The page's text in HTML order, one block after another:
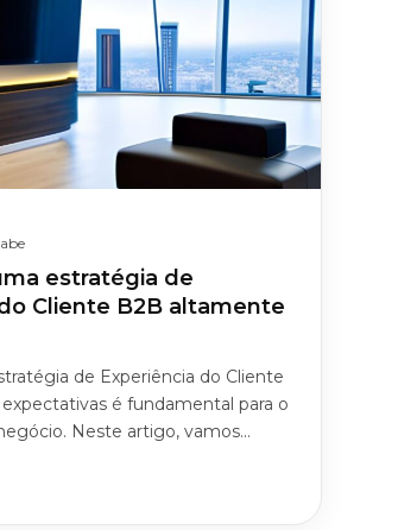
estratégia de
Cliente B2B altamente
de Experiência do Cliente
é fundamental para o
Neste artigo, vamos...